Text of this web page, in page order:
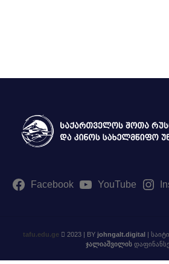
Facebook YouTube
tafu.edu.ge 2023 | BY johngalt.digital |
ჯალიაშვილის